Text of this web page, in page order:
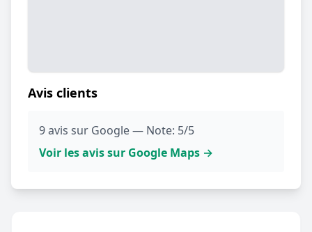
Avis clients
9 avis sur Google — Note: 5/5
Voir les avis sur Google Maps →